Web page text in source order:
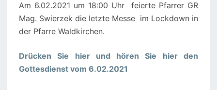
IM
LOCKDOWN
Am 6.02.2021 um 18:00 Uhr feierte Pfarrer GR
Mag. Swierzek die letzte Messe im Lockdown in
der Pfarre Waldkirchen.
Drücken Sie hier und hören Sie hier den
Gottesdienst vom 6.02.2021